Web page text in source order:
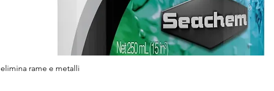
rame e metalli